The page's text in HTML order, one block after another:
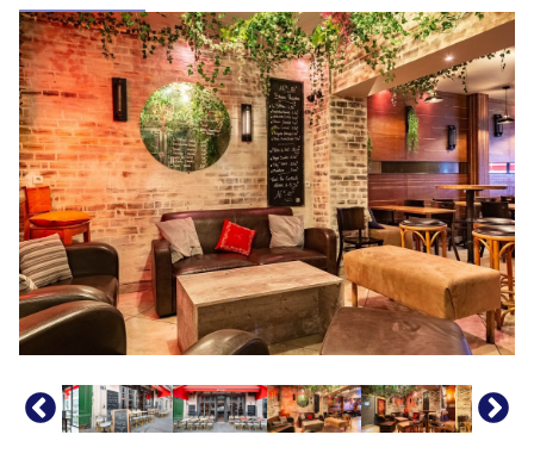
MARDI 16h00-02h00
MERCREDI 16h00-02h00
JEUDI 16h00-02h00
VENDREDI 16h00-04h00
SAMEDI 16h00-04h00
DIMANCHE 16h00- 02h00